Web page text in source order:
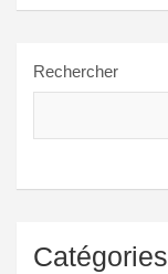
Rechercher
Catégories